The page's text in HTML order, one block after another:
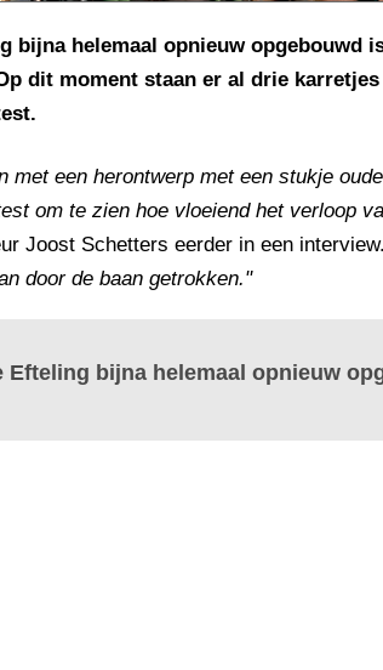
bijna helemaal opnieuw opgebouwd
dit moment staan er al drie
met een herontwerp met een stukje
om te zien hoe vloeiend het verloop
Joost Schetters eerder in een interview.
door de baan getrokken."
Efteling bijna helemaal opnieuw